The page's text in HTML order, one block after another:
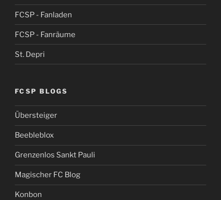
FCSP - Fanladen
FCSP - Fanräume
St. Depri
FCSP BLOGS
Übersteiger
Beebleblox
Grenzenlos Sankt Pauli
Magischer FC Blog
Konbon